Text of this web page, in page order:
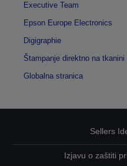
Executive Team
Epson Europe Electronics
Digigraphie
Štampanje direktno na tkanini
Globalna stranica
Sellers
Izjavu o zaštiti